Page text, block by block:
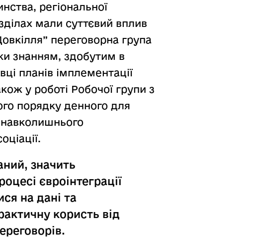
регіональної
мали суттєвий вплив
переговорна група
знанням, здобутим в
планів імплементації
у роботі Робочої групи з
порядку денного для
навколишнього
значить
євроінтеграції
на дані та
користь від